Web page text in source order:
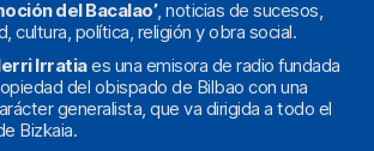
del Bacalao’, noticias de sucesos,
cultura, política, religión y obra social.
Irratiaes una emisora de radio fundada
del obispado de Bilbao con una
generalista, que va dirigida a todo el
Bizkaia.